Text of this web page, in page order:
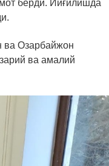
берди. Йиғилишда
ва Озарбайжон
ва амалий